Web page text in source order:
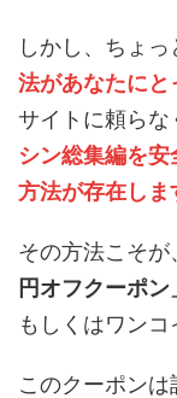
しかし、ちょ
法があなたにと
サイトに頼らな
シン総集編を
方法が存在しま
その方法こそが
円オフクーポン
もしくはワンコ
このクーポン